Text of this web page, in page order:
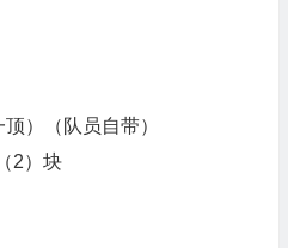
）（队员自带）
2）块